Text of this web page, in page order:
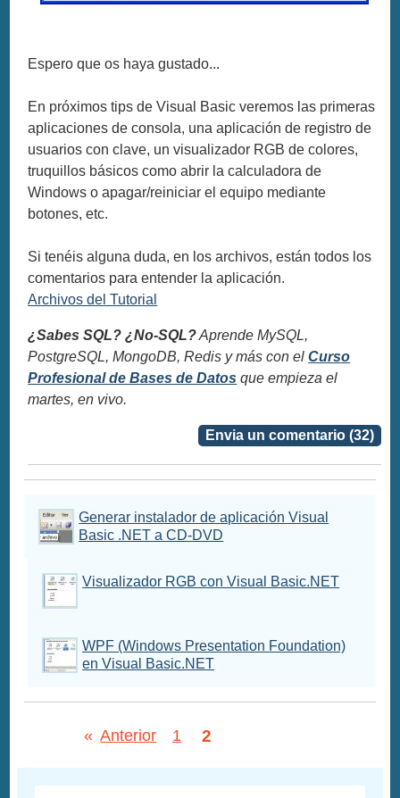
Espero que os haya gustado...
En próximos tips de Visual Basic veremos las primeras
aplicaciones de consola, una aplicación de registro de
usuarios con clave, un visualizador RGB de colores,
truquillos básicos como abrir la calculadora de
Windows o apagar/reiniciar el equipo mediante
botones, etc.
Si tenéis alguna duda, en los archivos, están todos los
comentarios para entender la aplicación.
Archivos del Tutorial
¿Sabes SQL? ¿No-SQL?Aprende MySQL,
PostgreSQL, MongoDB, Redis y más con elCurso
Profesional de Bases de Datos que empieza el
martes, en vivo.
Envia un comentario (32)
Generar instalador de aplicación Visual
Basic .NET a CD-DVD
Visualizador RGB con Visual Basic.NET
WPF (Windows Presentation Foundation)
en Visual Basic.NET
« Anterior 1 2